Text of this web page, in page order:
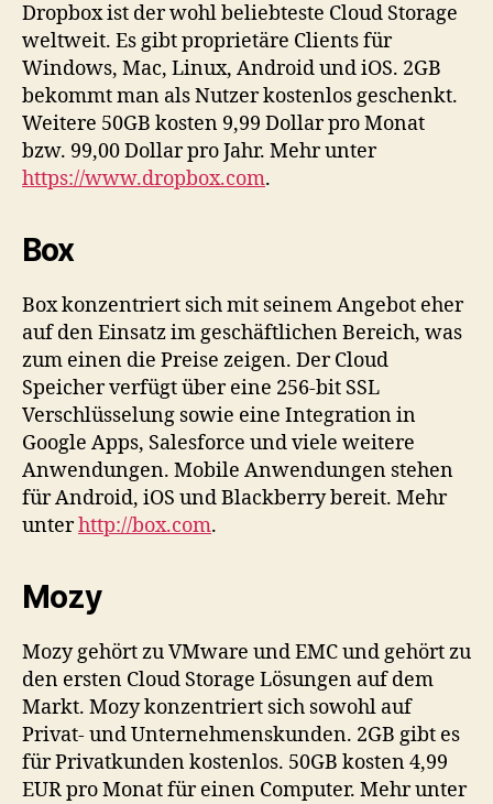
Dropbox ist der wohl beliebteste Cloud Storage
weltweit. Es gibt proprietäre Clients für
Windows, Mac, Linux, Android und iOS. 2GB
bekommt man als Nutzer kostenlos geschenkt.
Weitere 50GB kosten 9,99 Dollar pro Monat
bzw. 99,00 Dollar pro Jahr. Mehr unter
https://www.dropbox.com.
Box
Box konzentriert sich mit seinem Angebot eher
auf den Einsatz im geschäftlichen Bereich, was
zum einen die Preise zeigen. Der Cloud
Speicher verfügt über eine 256-bit SSL
Verschlüsselung sowie eine Integration in
Google Apps, Salesforce und viele weitere
Anwendungen. Mobile Anwendungen stehen
für Android, iOS und Blackberry bereit. Mehr
unterhttp://box.com.
Mozy
Mozy gehört zu VMware und EMC und gehört zu
den ersten Cloud Storage Lösungen auf dem
Markt. Mozy konzentriert sich sowohl auf
Privat- und Unternehmenskunden. 2GB gibt es
für Privatkunden kostenlos. 50GB kosten 4,99
EUR pro Monat für einen Computer. Mehr unter